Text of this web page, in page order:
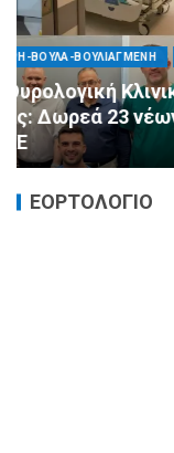
ΠΟΛΙΤΙΚΗ ΤΡΟΠΟΣ
«Ημέρα
πρόληψης
ΕΟΡΤΟΛΟΓΙΟ